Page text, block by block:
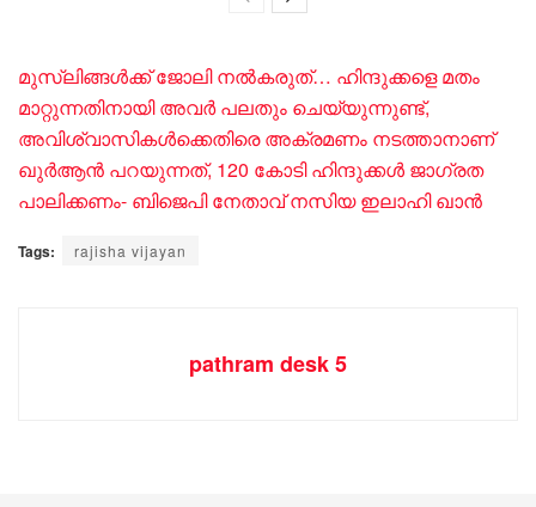
മുസ്ലിങ്ങള്‍ക്ക് ജോലി നല്‍കരുത്… ഹിന്ദുക്കളെ മതം
മാറ്റുന്നതിനായി അവര്‍ പലതും ചെയ്യുന്നുണ്ട്,
അവിശ്വാസികൾക്കെതിരെ അക്രമണം നടത്താനാണ്
ഖുർആൻ പറയുന്നത്, 120 കോടി ഹിന്ദുക്കൾ ജാഗ്രത
പാലിക്കണം- ബിജെപി നേതാവ് നസിയ ഇലാഹി ഖാൻ
Tags: rajisha vijayan
pathram desk 5